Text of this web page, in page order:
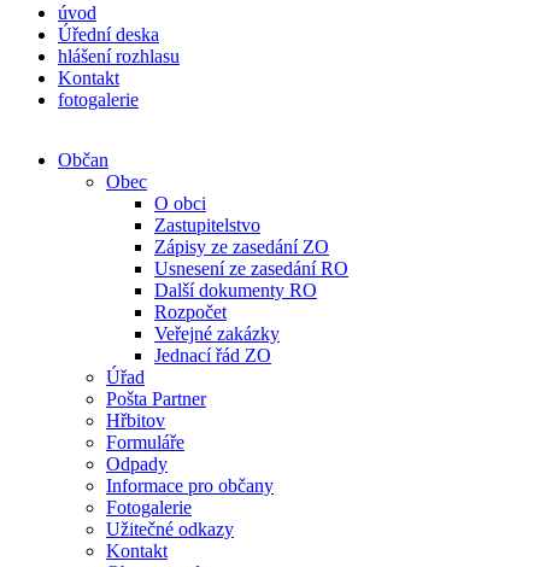
úvod
Úřední deska
hlášení rozhlasu
Kontakt
fotogalerie
Občan
Obec
O obci
Zastupitelstvo
Zápisy ze zasedání ZO
Usnesení ze zasedání RO
Další dokumenty RO
Rozpočet
Veřejné zakázky
Jednací řád ZO
Úřad
Pošta Partner
Hřbitov
Formuláře
Odpady
Informace pro občany
Fotogalerie
Užitečné odkazy
Kontakt